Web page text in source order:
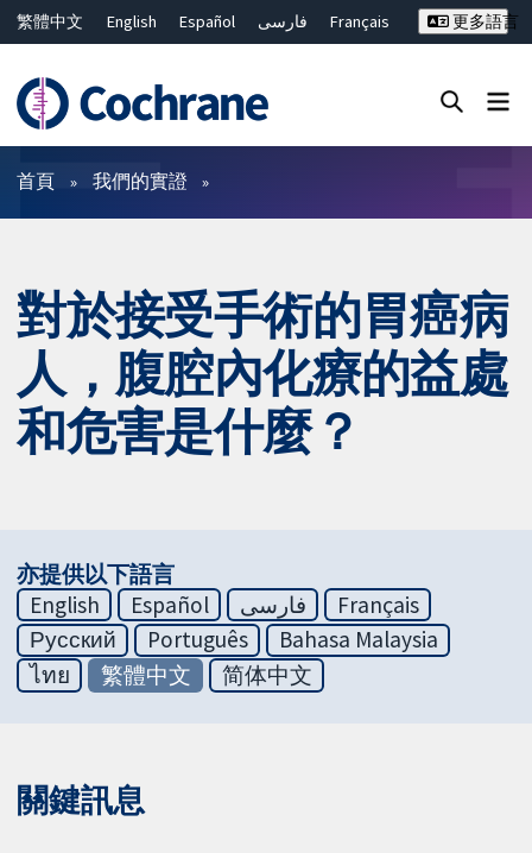
繁體中文 English Español فارسی
Français
ไทย
简体中文
更多語言
篩選條件
首頁 我們的實證
對於接受手術的胃癌病
人，腹腔內化療的益處
和危害是什麼？
亦提供以下語言
English
Español فارسی
Français
Русский
Português
Bahasa Malaysia
ไทย
繁體中文 简体中文
關鍵訊息